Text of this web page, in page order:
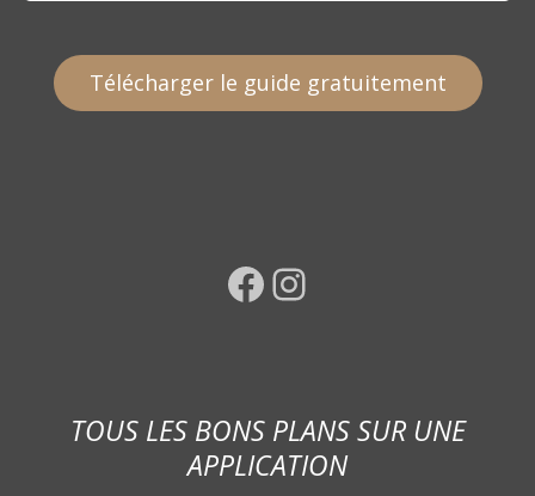
Télécharger le guide gratuitement
Facebook Instagram
TOUS LES BONS PLANS SUR UNE
APPLICATION